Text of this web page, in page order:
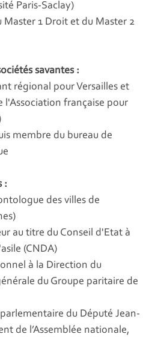
Paris-Saclay)
Master 1 Droit et du Master 2
savantes :
régional pour Versailles et
l'Association française pour
membre du bureau de
:
des villes de
au titre du Conseil d'Etat à
(CNDA)
à la Direction du
du Groupe paritaire de
du Député Jean-
de l’Assemblée nationale,